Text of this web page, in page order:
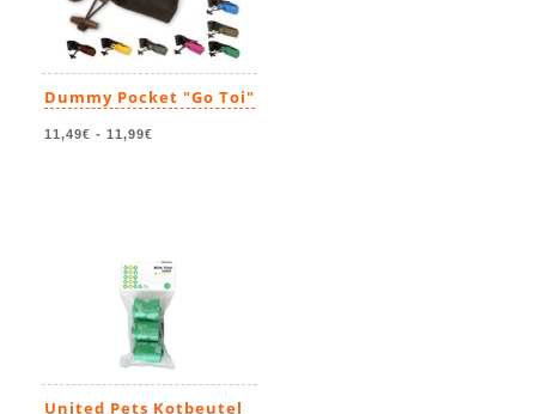
Dummy Pocket "Go Toi"
11,49€ - 11,99€
United Pets Kotbeutel